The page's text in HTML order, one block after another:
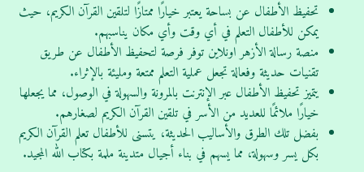
تحفيظ الأطفال عن بساحة يعتبر خيارًا ممتازًا لتلقين القرآن الكريم، حيث
يمكن للأطفال التعلم في أي وقت وأي مكان يناسبهم.
منصة رسالة الأزهر اونلاين توفر فرصة لتحفيظ الأطفال عن طريق
تقنيات حديثة وفعالة تجعل عملية التعلم ممتعة ومليئة بالإثراء.
يتميز تحفيظ الأطفال عبر الإنترنت بالمرونة والسهولة في الوصول، مما يجعلها
خيارًا ملائمًا للعديد من الأسر في تلقين القرآن الكريم لصغارهم.
بفضل تلك الطرق والأساليب الحديثة، يتسنى للأطفال تعلم القرآن الكريم
بكل يسر وسهولة، مما يسهم في بناء أجيال متدينة ملمة بكتاب الله المجيد.